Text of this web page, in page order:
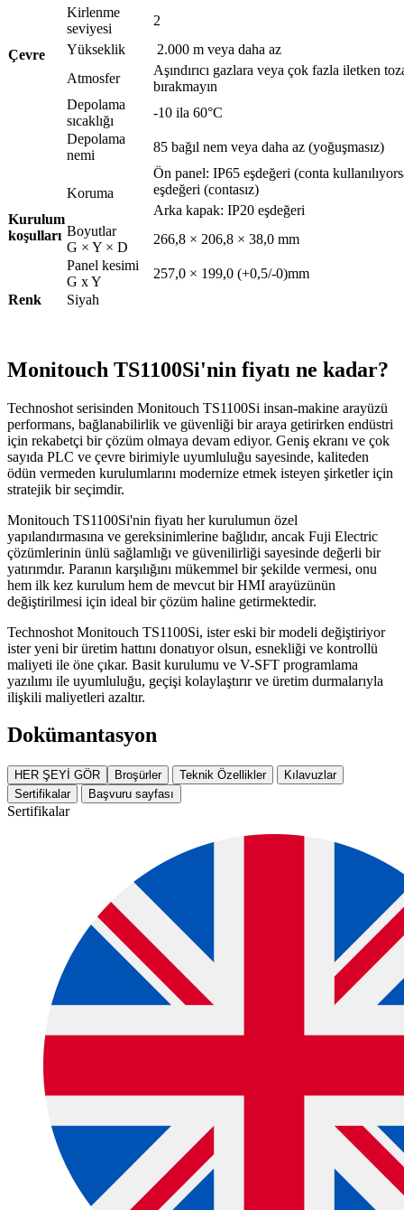
Çevre
Kirlenme
seviyesi
2
Yükseklik
2.000 m veya daha az
Atmosfer
Aşındırıcı gazlara veya çok fazla iletken
bırakmayın
Depolama
sıcaklığı
-10 ila 60°C
Depolama
nemi
85 bağıl nem veya daha az (yoğuşmasız)
Kurulum
koşulları
Koruma
Ön panel: IP65 eşdeğeri (conta
eşdeğeri (contasız)
Arka kapak: IP20 eşdeğeri
Boyutlar
G × Y × D
266,8 × 206,8 × 38,0 mm
Panel kesimi
G x Y
257,0 × 199,0 (+0,5/-0)mm
Renk
Siyah
Monitouch TS1100Si'nin fiyatı ne kadar?
Technoshot serisinden Monitouch TS1100Si insan-makine arayüzü
performans, bağlanabilirlik ve güvenliği bir araya getirirken endüstri
için rekabetçi bir çözüm olmaya devam ediyor. Geniş ekranı ve çok
sayıda PLC ve çevre birimiyle uyumluluğu sayesinde, kaliteden
ödün vermeden kurulumlarını modernize etmek isteyen şirketler için
stratejik bir seçimdir.
Monitouch TS1100Si'nin fiyatı her kurulumun özel
yapılandırmasına ve gereksinimlerine bağlıdır, ancak Fuji Electric
çözümlerinin ünlü sağlamlığı ve güvenilirliği sayesinde değerli bir
yatırımdır. Paranın karşılığını mükemmel bir şekilde vermesi, onu
hem ilk kez kurulum hem de mevcut bir HMI arayüzünün
değiştirilmesi için ideal bir çözüm haline getirmektedir.
Technoshot Monitouch TS1100Si, ister eski bir modeli değiştiriyor
ister yeni bir üretim hattını donatıyor olsun, esnekliği ve kontrollü
maliyeti ile öne çıkar. Basit kurulumu ve V-SFT programlama
yazılımı ile uyumluluğu, geçişi kolaylaştırır ve üretim durmalarıyla
ilişkili maliyetleri azaltır.
Dokümantasyon
HER ŞEYİ GÖR Broşürler Teknik Özellikler
Kılavuzlar
Sertifikalar
Başvuru sayfası
Sertifikalar